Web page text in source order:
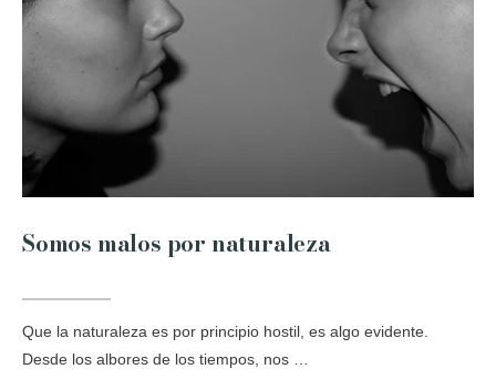
Somos malos por naturaleza
Que la naturaleza es por principio hostil, es algo evidente.
Desde los albores de los tiempos, nos …